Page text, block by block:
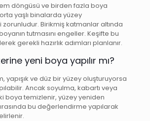
döngüsü ve birden fazla boya
yaşlı binalarda yüzey
Birikmiş katmanlar altında
tutmasını engeller. Keşifte bu
gerekli hazırlık adımları planlanır.
yeni boya yapılır mı?
yapışık ve düz bir yüzey oluşturuyorsa
Ancak soyulma, kabartı veya
boya temizlenir, yüzey yeniden
bu değerlendirme yapılarak